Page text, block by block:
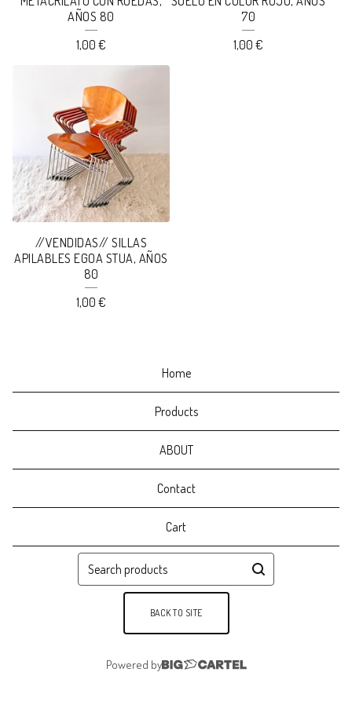
AÑOS 80
1,00 €
70
1,00 €
//VENDIDAS// SILLAS
APILABLES EGOA STUA, AÑOS
80
1,00 €
Home
Products
ABOUT
Contact
Cart
Search
products
BACK TO SITE
Powered by